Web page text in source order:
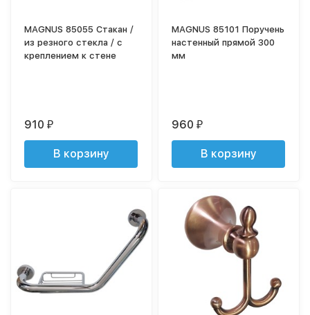
MAGNUS 85055 Стакан /
из резного стекла / с
креплением к стене
910₽
В корзину
MAGNUS 85101 Поручень
настенный прямой 300
мм
960₽
В корзину